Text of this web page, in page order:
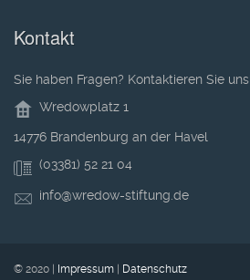
Kontakt
Sie haben Fragen? Kontaktieren Sie
Wredowplatz 1
14776 Brandenburg an der Havel
(03381) 52 21 04
info@wredow-stiftung.de
© 2020 | Impressum | Datenschutz